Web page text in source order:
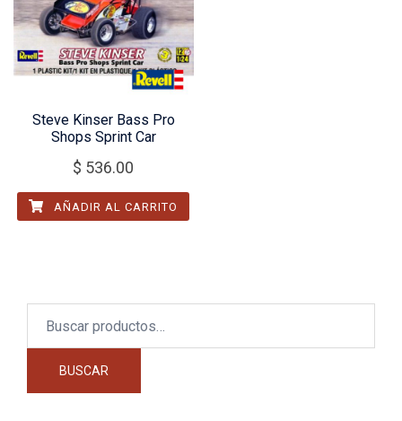
Steve Kinser Bass Pro
Shops Sprint Car
$ 536.00
AÑADIR AL CARRITO
BUSCAR